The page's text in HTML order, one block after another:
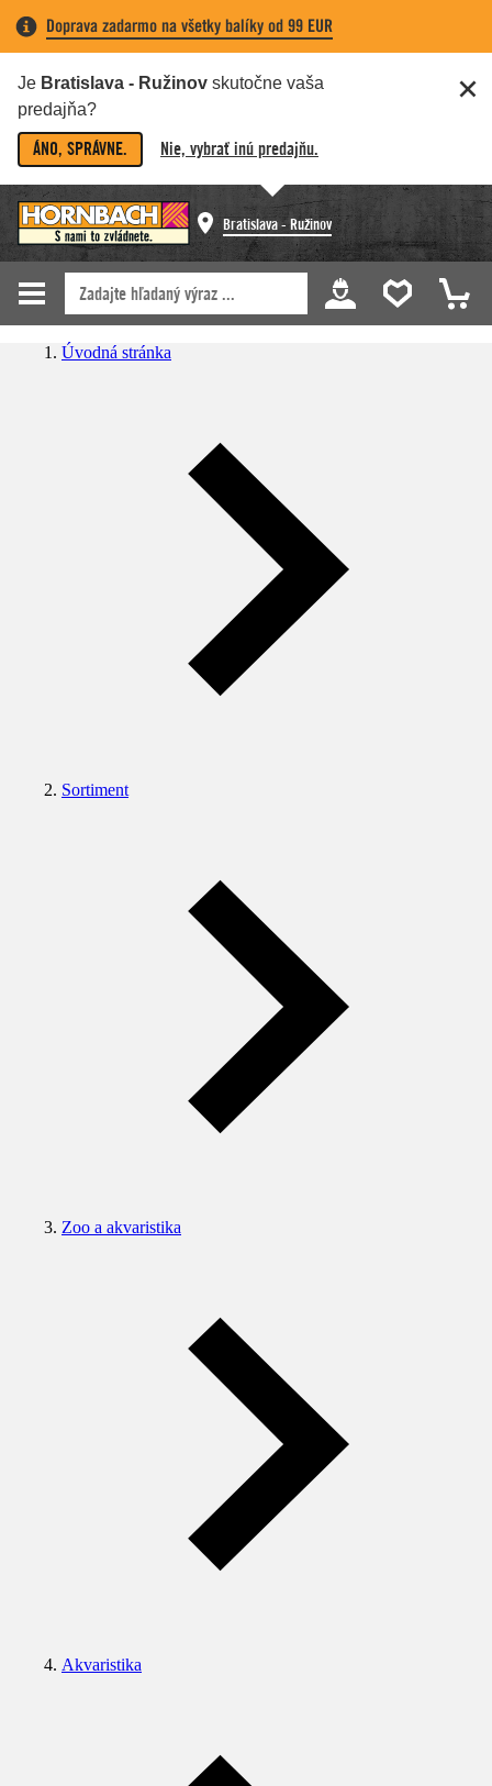
Doprava zadarmo na všetky balíky od 99 EUR
Je Bratislava - Ružinov skutočne vaša
predajňa?
ÁNO, SPRÁVNE. Nie, vybrať inú predajňu.
Bratislava - Ružinov
Úvodná stránka
Sortiment
Zoo a akvaristika
Akvaristika